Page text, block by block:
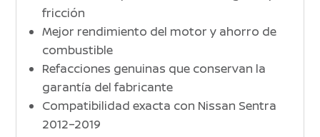
fricción
Mejor rendimiento del motor y ahorro de
combustible
Refacciones genuinas que conservan la
garantía del fabricante
Compatibilidad exacta con Nissan Sentra
2012–2019